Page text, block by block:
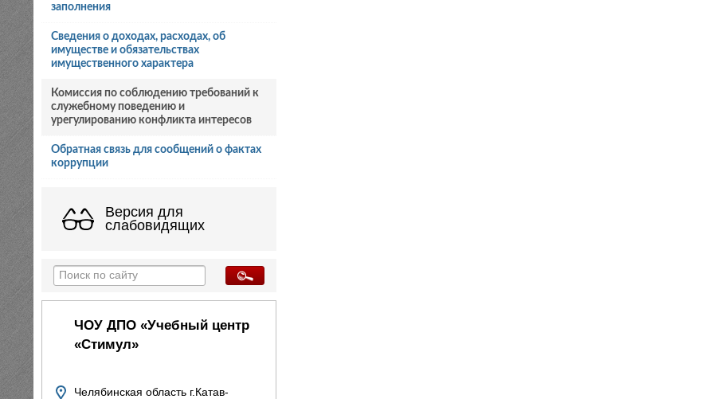
заполнения
Сведения о доходах, расходах, об
имуществе и обязательствах
имущественного характера
Комиссия по соблюдению требований к
служебному поведению и
урегулированию конфликта интересов
Обратная связь для сообщений о фактах
коррупции
Версия для
слабовидящих
ЧОУ ДПО «Учебный центр
«Стимул»
Челябинская область г.Катав-